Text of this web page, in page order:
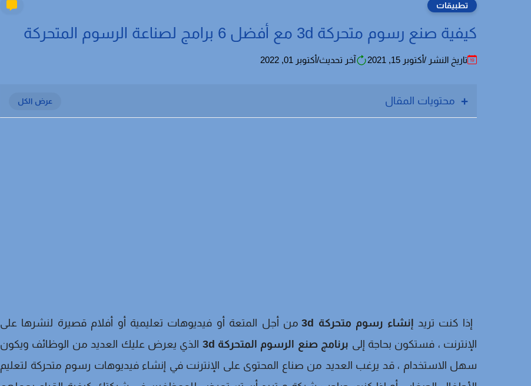
تطبيقات
كيفية صنع رسوم متحركة 3d مع أفضل 6 برامج لصناعة الرسوم المتحركة
تاريخ النشر /أكتوبر 15, 2021 آخر تحديث/أكتوبر 01, 2022
محتويات المقال
إذا كنت تريد إنشاء رسوم متحركة 3d
من أجل المتعة أو فيديوهات تعليمية أو أفلام قصيرة لنشرها على
الإنترنت ، فستكون بحاجة إلى برنامج صنع الرسوم المتحركة 3d
الذي يعرض عليك العديد من الوظائف ويكون
سهل الاستخدام ، قد يرغب العديد من صناع المحتوى على الإنترنت في إنشاء فيديوهات رسوم متحركة لتعليم